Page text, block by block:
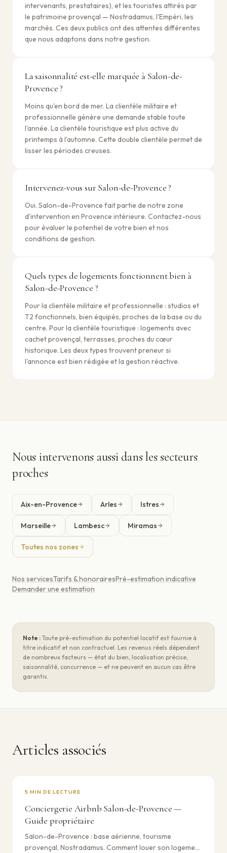
intervenants, prestataires), et les touristes attirés par
le patrimoine provençal — Nostradamus, l'Empéri, les
marchés. Ces deux publics ont des attentes différentes
que nous adaptons dans notre gestion.
La saisonnalité est-elle marquée à Salon-de-
Provence ?
Moins qu'en bord de mer. La clientèle militaire et
professionnelle génère une demande stable toute
l'année. La clientèle touristique est plus active du
printemps à l'automne. Cette double clientèle permet de
lisser les périodes creuses.
Intervenez-vous sur Salon-de-Provence ?
Oui. Salon-de-Provence fait partie de notre zone
d'intervention en Provence intérieure. Contactez-nous
pour évaluer le potentiel de votre bien et nos
conditions de gestion.
Quels types de logements fonctionnent bien à
Salon-de-Provence ?
Pour la clientèle militaire et professionnelle : studios et
T2 fonctionnels, bien équipés, proches de la base ou du
centre. Pour la clientèle touristique : logements avec
cachet provençal, terrasses, proches du cœur
historique. Les deux types trouvent preneur si
l'annonce est bien rédigée et la gestion réactive.
Nous intervenons aussi dans les secteurs
proches
Aix-en-Provence Arles Istres
Marseille Lambesc Miramas
Toutes nos zones
Nos servicesTarifs & honorairesPré-estimation indicative
Demander une estimation
Note : Toute pré-estimation du potentiel locatif est fournie à
titre indicatif et non contractuel. Les revenus réels dépendent
de nombreux facteurs — état du bien, localisation précise,
saisonnalité, concurrence — et ne peuvent en aucun cas être
garantis.
Articles associés
5 MIN DE LECTURE
Conciergerie Airbnb Salon-de-Provence —
Guide propriétaire
Salon-de-Provence : base aérienne, tourisme
provençal, Nostradamus. Comment louer son logement